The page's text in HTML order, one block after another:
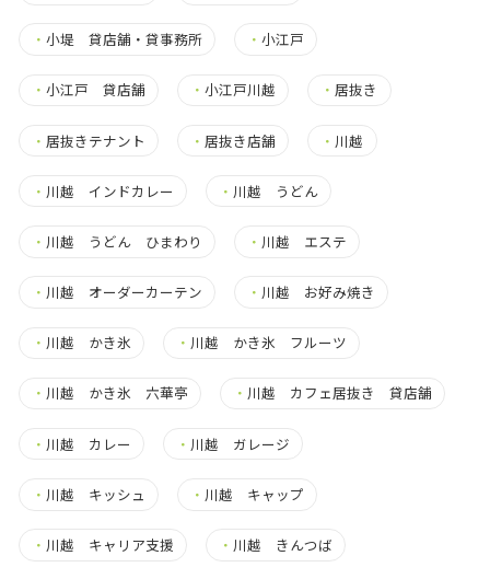
・ 小堤 貸店舗・貸事務所 ・小江戸
・ 小江戸 貸店舗 ・小江戸川越 ・居抜き
・ 居抜きテナント ・ 居抜き店舗 ・ 川越
・ 川越 インドカレー ・ 川越 うどん
・ 川越 うどん ひまわり ・ 川越 エステ
・ 川越 オーダーカーテン ・ 川越 お好み焼き
・ 川越 かき氷 ・ 川越 かき氷 フルーツ
・ 川越 かき氷 六華亭 ・ 川越 カフェ居抜き 貸店舗
・ 川越 カレー ・ 川越 ガレージ
・ 川越 キッシュ ・ 川越 キャップ
・ 川越 キャリア支援 ・ 川越 きんつば